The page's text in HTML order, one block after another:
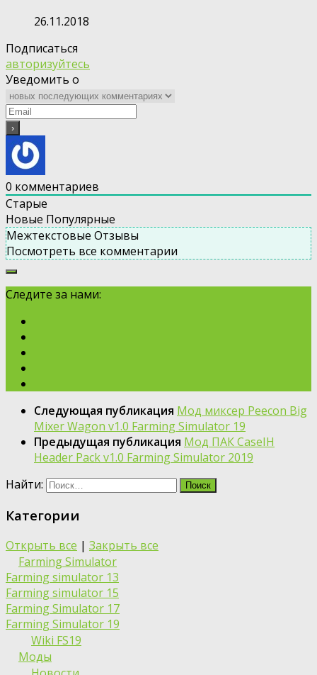
26.11.2018
Подписаться
авторизуйтесь
Уведомить о
0 комментариев
Старые
Новые Популярные
Межтекстовые Отзывы
Посмотреть все комментарии
Следите за нами:
Следующая публикация Мод миксер Peecon Big
Mixer Wagon v1.0 Farming Simulator 19
Предыдущая публикация Мод ПАК CaseIH
Header Pack v1.0 Farming Simulator 2019
Найти:
Категории
Открыть все | Закрыть все
Farming Simulator
Farming simulator 13
Farming simulator 15
Farming Simulator 17
Farming Simulator 19
Wiki FS19
Моды